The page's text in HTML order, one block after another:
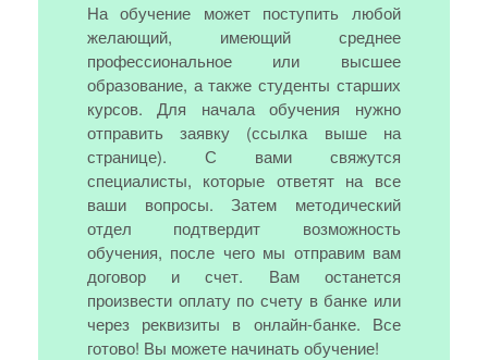
На обучение может поступить любой
желающий, имеющий среднее
профессиональное или высшее
образование, а также студенты старших
курсов. Для начала обучения нужно
отправить заявку (ссылка выше на
странице). С вами свяжутся
специалисты, которые ответят на все
ваши вопросы. Затем методический
отдел подтвердит возможность
обучения, после чего мы отправим вам
договор и счет. Вам останется
произвести оплату по счету в банке или
через реквизиты в онлайн-банке. Все
готово! Вы можете начинать обучение!